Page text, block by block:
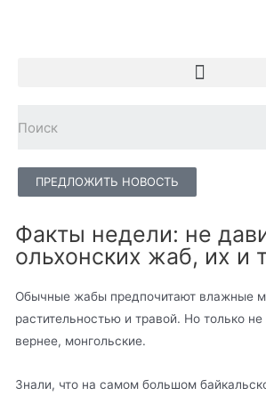
ПРЕДЛОЖИТЬ НОВОСТЬ
Факты недели: не
ольхонских жаб, их и
Обычные жабы предпочитают влажные
растительностью и травой. Но только не
вернее, монгольские.
Знали, что на самом большом